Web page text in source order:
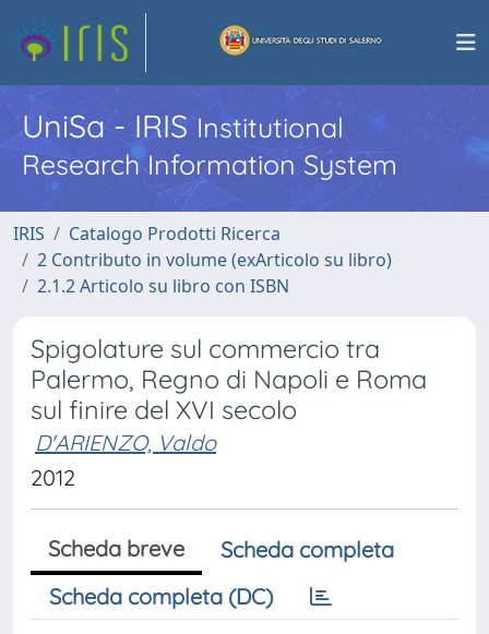
UniSa - IRISInstitutional
Research Information System
IRIS
Catalogo Prodotti Ricerca
2 Contributo in volume (exArticolo su libro)
2.1.2 Articolo su libro con ISBN
Spigolature sul commercio tra
Palermo, Regno di Napoli e Roma
sul finire del XVI secolo
D'ARIENZO, Valdo
2012
Scheda breve
Scheda completa
Scheda completa (DC)